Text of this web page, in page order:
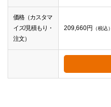
価格（カスタマ
イズ/見積もり・
注文）
209,660円 （税込）